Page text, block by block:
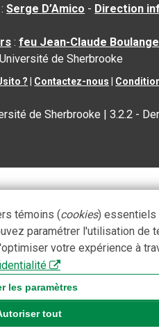
:Serge D’Amico - Direction
:feu Jean-Claude
de Sherbrooke
? Contactez-nous
de Sherbrooke |3.2.2 -
témoins (cookies) essentiels
paramétrer l'utilisation de
votre expérience à
les paramètres
tout